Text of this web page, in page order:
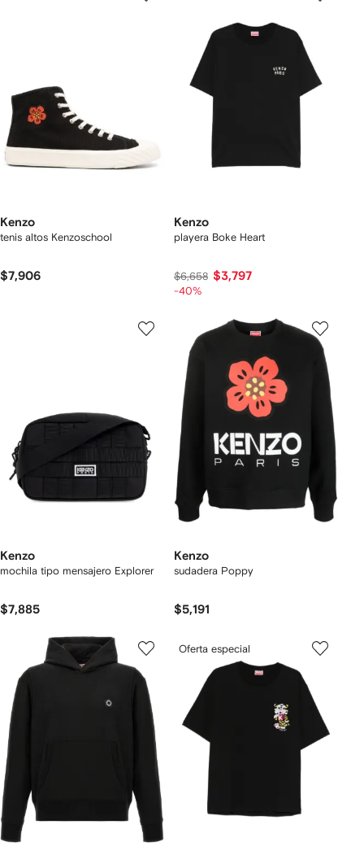
Kenzo
tenis altos Kenzoschool
$7,906
Kenzo
playera Boke Heart
$6,658 $3,797
-40%
Kenzo
mochila tipo mensajero Explorer
$7,885
Kenzo
sudadera Poppy
$5,191
Oferta especial